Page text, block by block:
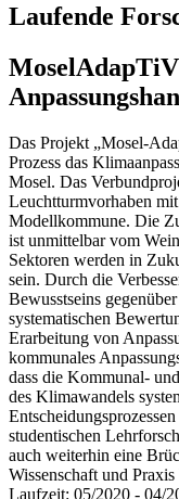
Laufende
Das Projekt „Mosel-
Prozess das
Mosel. Das
Leuchtturmvorhaben
Modellkommune. Die
ist unmittelbar vom
Sektoren werden in
sein. Durch die
Bewusstseins
systematischen
Erarbeitung von
kommunales
dass die Kommunal-
des Klimawandels
studentischen
auch weiterhin eine
Wissenschaft und
Laufzeit: 05/2020 - 04/